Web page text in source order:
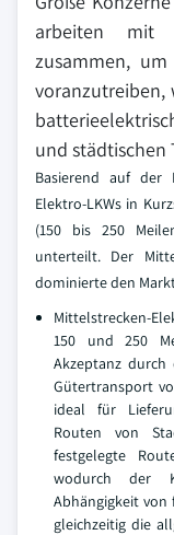
arbeiten mit
zusammen,
voranzutreiben,
und städtischen
Basierend auf der
Elektro-LKWs in
(150 bis 250
unterteilt. Der
dominierte den
Mittelstrecken-
150 und 250
Akzeptanz durch
Gütertransport
ideal für
Routen von
festgelegte
wodurch der
Abhängigkeit
gleichzeitig die